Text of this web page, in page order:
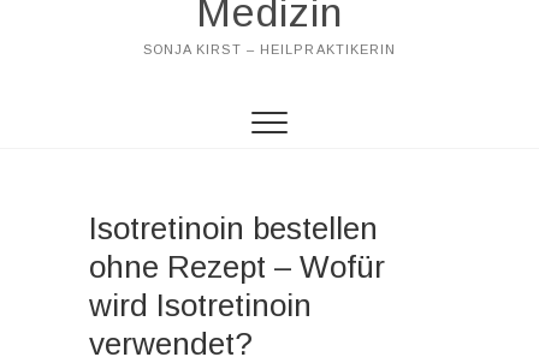
Medizin
SONJA KIRST – HEILPRAKTIKERIN
Isotretinoin bestellen
ohne Rezept – Wofür
wird Isotretinoin
verwendet?